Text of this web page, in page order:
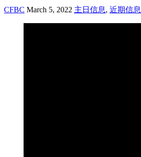
CFBC March 5, 2022 主日信息, 近期信息